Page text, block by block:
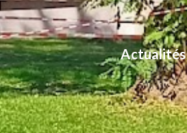
Actualités